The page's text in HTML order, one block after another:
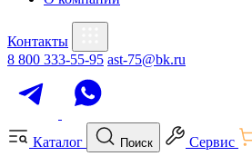
Контакты
8 800 333-55-95 ast-75@bk.ru
Каталог Поиск Сервис